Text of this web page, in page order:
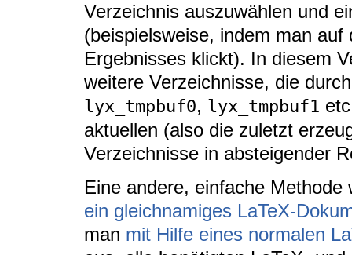
Verzeichnis auszuwählen und
(beispielsweise, indem man
Ergebnisses klickt). In diesem
weitere Verzeichnisse, die
lyx_tmpbuf0, lyx_tmpbuf1
aktuellen (also die zuletzt
Verzeichnisse in absteigender
Eine andere, einfache
ein gleichnamiges LaTeX-
man mit Hilfe eines normalen